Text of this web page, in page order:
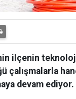
ilçenin teknoloji
çalışmalarla
devam ediyor.